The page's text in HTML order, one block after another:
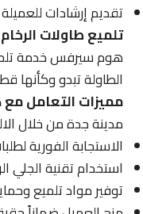
تقديم إرشادات
تلميع طاولات
هوم سيرفس خدمة
الطاولة تبدو
مميزات التعامل
مدينة جدة من خلال
الاستجابة الفورية
استخدام تقنية الجلي
توفير مواد تلميع